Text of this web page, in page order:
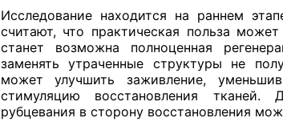
Исследование находится на раннем
считают, что практическая польза
станет возможна полноценная
заменять утраченные структуры не
может улучшить заживление,
стимуляцию восстановления
рубцевания в сторону восстановления